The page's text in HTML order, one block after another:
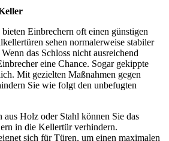
Einbrechern oft einen günstigen
sehen normalerweise stabiler
das Schloss nicht ausreichend
eine Chance. Sogar gekippte
Mit gezielten Maßnahmen gegen
Sie wie folgt den unbefugten
Holz oder Stahl können Sie das
in die Kellertür verhindern.
sich für Türen, um einen maximalen